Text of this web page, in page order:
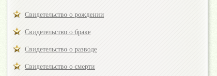
Свидетельство о рождении
Свидетельство о браке
Свидетельство о разводе
Свидетельство о смерти